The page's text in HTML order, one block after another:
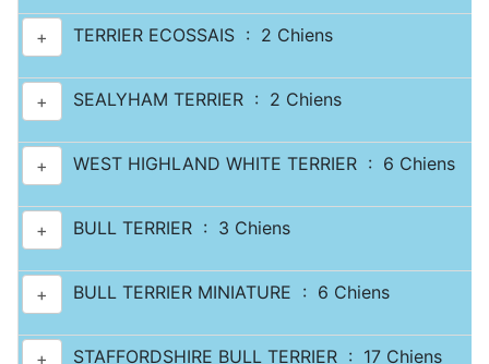
+ TERRIER ECOSSAIS : 2 Chiens
+ SEALYHAM TERRIER : 2 Chiens
+ WEST HIGHLAND WHITE TERRIER : 6 Chiens
+ BULL TERRIER : 3 Chiens
+ BULL TERRIER MINIATURE : 6 Chiens
+ STAFFORDSHIRE BULL TERRIER : 17 Chiens